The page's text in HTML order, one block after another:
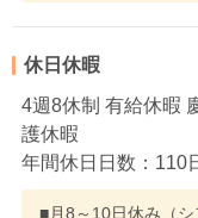
休日休暇
4週8休制 有給休暇
護休暇
年間休日日数：110
■月8～10日休み（